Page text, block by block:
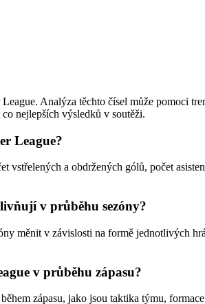
Analýza těchto čísel může pomoci
nejlepších výsledků v soutěži.
League?
vstřelených a obdržených gólů, počet
v průběhu sezóny?
měnit v závislosti na formě jednotlivých
v průběhu zápasu?
zápasu, jako jsou taktika týmu,